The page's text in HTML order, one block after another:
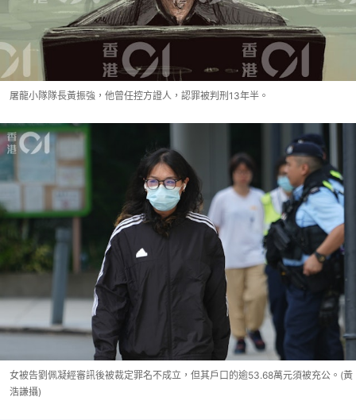
屠龍小隊隊長黃振強，他曾任控方證人，認罪被判刑13年半。
女被告劉佩凝經審訊後被裁定罪名不成立，但其戶口的逾53.68萬元須被充公。(黃
浩謙攝)